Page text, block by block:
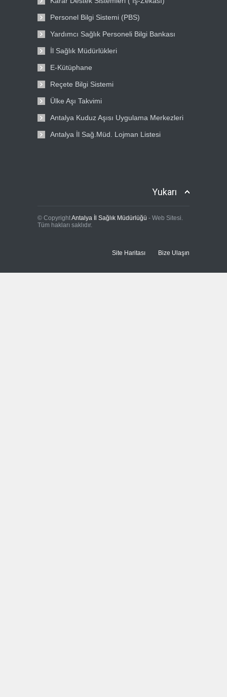
Personel Bilgi Sistemi (PBS)
Yardımcı Sağlık Personeli Bilgi Bankası
İl Sağlık Müdürlükleri
E-Kütüphane
Reçete Bilgi Sistemi
Ülke Aşı Takvimi
Antalya Kuduz Aşısı Uygulama Merkezleri
Antalya İl Sağ.Müd. Lojman Listesi
Yukarı
© CopyrightAntalya İl Sağlık Müdürlüğü - Web Sitesi.
Tüm hakları saklıdır.
Site Haritası Bize Ulaşın